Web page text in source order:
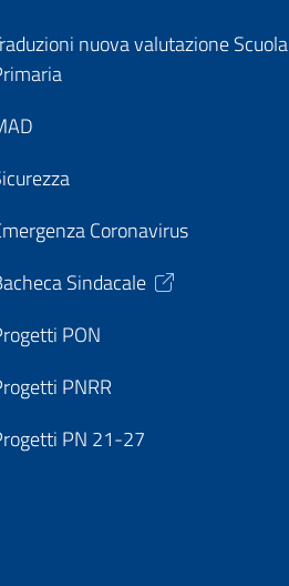
nuova valutazione Scuola
Coronavirus
Sindacale
PON
PNRR
PN 21-27